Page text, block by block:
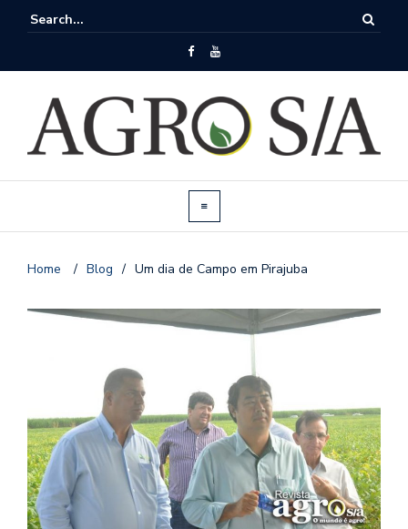
Home / Blog / Um dia de Campo em Pirajuba